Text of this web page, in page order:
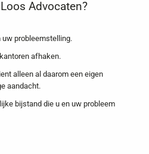
Advocaten?
uw probleemstelling.
afhaken.
alleen al daarom een eigen
aandacht.
bijstand die u en uw probleem